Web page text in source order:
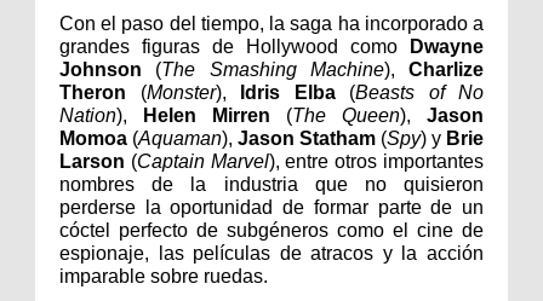
Con el paso del tiempo, la saga ha incorporado a
grandes figuras de Hollywood como
Dwayne
Johnson (The Smashing Machine), Charlize
Theron (Monster), Idris Elba (Beasts of No
Nation), Helen Mirren (The Queen), Jason
Momoa (Aquaman), Jason Statham (Spy) y Brie
Larson (Captain Marvel), entre otros importantes
nombres de la industria que no quisieron
perderse la oportunidad de formar parte de un
cóctel perfecto de subgéneros como el cine de
espionaje, las películas de atracos y la acción
imparable sobre ruedas.